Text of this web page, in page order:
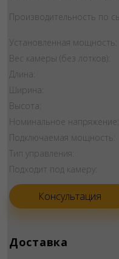
Производительность по
Установленная мощность:
Вес камеры (без лотков):
Длина:
Ширина:
Высота:
Номинальное напряжение:
Подключаемая мощность:
Тип управления:
Подходит под камеру:
Консультация
Доставка